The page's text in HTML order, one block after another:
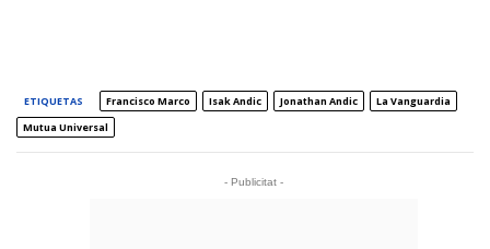
ETIQUETAS Francisco Marco Isak Andic Jonathan Andic
La Vanguardia
Mutua Universal
- Publicitat -